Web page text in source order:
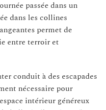
passée dans un
dans les collines
permet de
entre terroir et
conduit à des escapades
nécessaire pour
intérieur généreux